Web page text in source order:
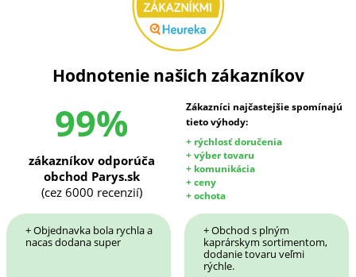
Hodnotenie našich zákazníkov
99%
Zákazníci najčastejšie spomínajú
tieto výhody:
+ rýchlosť doručenia
+ výber tovaru
+ komunikácia
+ ceny
+ ochota
zákazníkov odporúča
obchod Parys.sk
(cez 6000 recenzií)
+ Objednavka bola rychla a
nacas dodana super
+ Obchod s plným
kaprárskym sortimentom,
dodanie tovaru veľmi
rýchle.